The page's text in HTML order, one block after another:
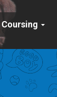
Coursing